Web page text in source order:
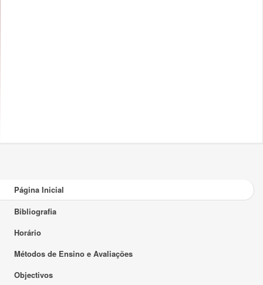
Página Inicial
Bibliografia
Horário
Métodos de Ensino e Avaliações
Objectivos